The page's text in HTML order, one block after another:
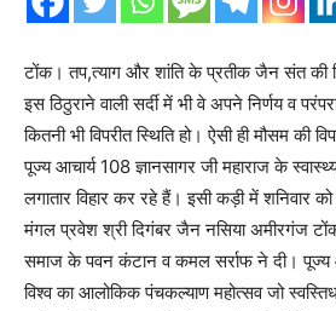
टोंक। तप,त्याग और शांति के प्रतीक जैन संत की
इस ठिठुराने वाली सर्दी में भी वे अपने निर्णय व
कितनी भी विपरीत स्थिति हो। ऐसी ही मौसम की
पूज्य आचार्य 108 ज्ञानसागर जी महाराज के
लगातार विहार कर रहे हैं। इसी कड़ी में शनिवार
मंगल प्रवेश श्री दिगंबर जैन नसिया अमीरगंज
समाज के पवन कंटान व कमल सर्राफ ने दी। पूज्य
विश्व का आलोकिक पंचकल्याण महोत्सव जो